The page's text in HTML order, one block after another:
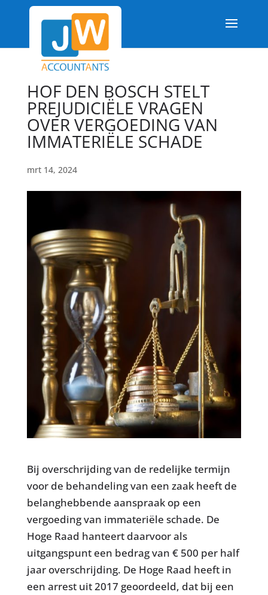
HOF DEN BOSCH STELT
PREJUDICIËLE VRAGEN
OVER VERGOEDING VAN
IMMATERIËLE SCHADE
mrt 14, 2024
Bij overschrijding van de redelijke termijn
voor de behandeling van een zaak heeft de
belanghebbende aanspraak op een
vergoeding van immateriële schade. De
Hoge Raad hanteert daarvoor als
uitgangspunt een bedrag van € 500 per half
jaar overschrijding. De Hoge Raad heeft in
een arrest uit 2017 geoordeeld, dat bij een